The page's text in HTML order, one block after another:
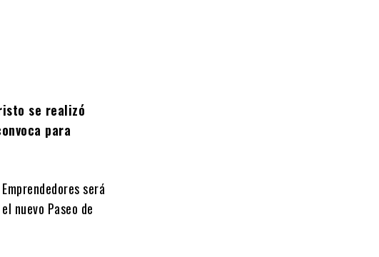
se realizó
para
será
nuevo Paseo de